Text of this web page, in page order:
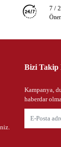
7 /
Bizi Takip
Kampanya,
haberdar